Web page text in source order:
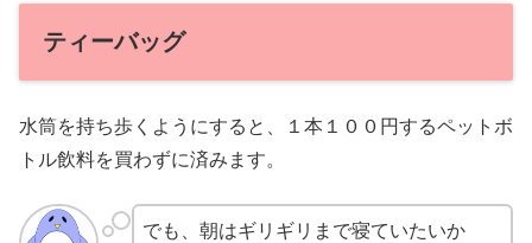
ティーバッグ
水筒を持ち歩くようにすると、１本１００円するペットボ
トル飲料を買わずに済みます。
でも、朝はギリギリまで寝ていたいか